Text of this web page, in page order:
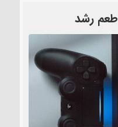
رشد